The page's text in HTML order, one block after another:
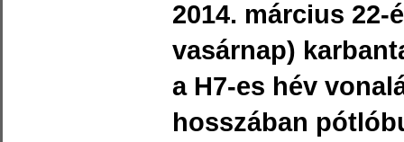
2014. március 22-
vasárnap)
a H7-es hév
hosszában